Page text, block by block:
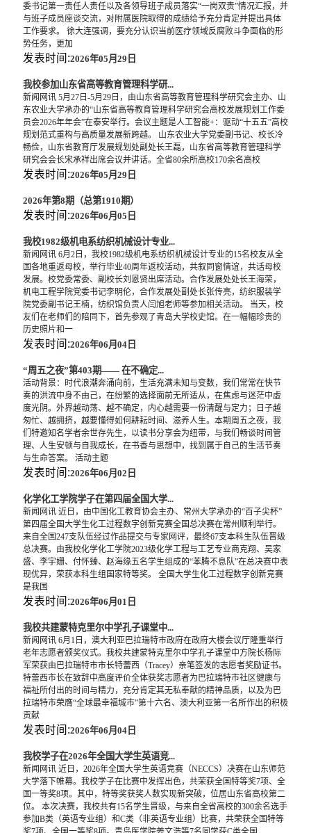
委书记第一责任人责任以及各领导班子成员落实“一岗双责”情况汇报，并
与班子成员座谈交流，对附属医院取得的成绩给予充分肯定并提出具体
工作要求。 徐大连强调，要充分认识当前医疗领域反腐败斗争面临的形
势任务，更加
发表时间:2026年05月29日
我校参加山东省高等教育管理科学研...
新闻网讯 5月27日-5月29日，由山东省高等教育管理科学研究会主办、山
东农业大学承办的“山东省高等教育管理科学研究会高校发展规划工作委
员会2026年年会”在泰安举行。会议主题是人工智能+：驱动“十五五”高校
规划范式重构与高质量发展新跨越。 山东农业大学党委副书记、校长冷
畅俭，山东省教育厅发展规划处副处长王磊，山东省高等教育管理科学
研究会会长宋承祥出席会议并讲话。全省80余所高校170余名高校
发表时间:2026年05月29日
2026年第8期（总第1910期）
发表时间:2026年06月05日
我校1982级机电系纺织机械设计专业...
新闻网讯 6月2日，我校1982级机电系纺织机械设计专业的15名校友从全
国各地重返母校，举行毕业40周年返校活动，共叙同窗情谊，共话母校
发展。校党委常委、副校长刘恩贤出席活动。合作发展处处长王海荣，
机电工程学院党委书记李明伦，合作发展处副处长张传亮，纺织服装学
院党委副书记王楠，纺织馆负责人闫旭老师等参加相关活动。 当天，校
友们在老师们的陪同下，首先参观了青岛大学校史馆。在一幅幅珍贵的
历史照片和一
发表时间:2026年06月04日
“周五之夜”第403期—— 在不确定...
活动背景：时代浪潮奔涌向前，生活充满未知与变数，我们常常在快节
奏的洪流中身不由己，在纷繁的选择面前无所适从，在焦虑与迷茫中虚
度光阴。外界越动荡、越不确定，内心越需要一份清醒与定力；日子越
匆忙、越拥挤，越要懂得如何耕耘时间、滋养人生。本期周五之夜，我
们特邀知名学者余世存先生，以读书分享会为纽带，与我们畅谈时间管
理、人生安顿与自我成长，在书香与思想中，找到属于自己的生活节奏
与生命答案。 活动主题
发表时间:2026年06月02日
化学化工学院学子在第四届全国大学...
新闻网讯 近日，由中国化工教育协会主办、常州大学承办的“百子尖杯”
第四届全国大学生化工过程数字创新竞赛全国总决赛在常州顺利举行。
来自全国247支队伍经过作品提交与专家网评，最终67支本科生队伍晋级
总决赛。由我校化学化工学院2023级化学工程与工艺专业商克翔、吴家
盛、李宇姗、付怀臻、赵海缘五名学生组成的“苯腾不息队”在总决赛中表
现优异，荣获本科生组国家特等奖。 全国大学生化工过程数字创新竞赛
是我国
发表时间:2026年06月01日
我校共建蒙特克里尔中学孔子课堂中...
新闻网讯 6月1日，澳大利亚巴拉瑞特市政府在政府大楼会议厅隆重举行
老年志愿者颁奖仪式。我校共建蒙特克里尔中学孔子课堂中方院长杨际
军荣获由巴拉瑞特市市长特蕾西（Tracey）亲笔签发的志愿者奖励证书。
特蕾西市长在致辞中高度评价全体获奖志愿者为巴拉瑞特市社区健康与
福祉所付出的时间与精力，充分肯定其无私奉献的精神品质，以及为巴
拉瑞特市荣膺“全球最幸福城市”第十六名、澳大利亚第一名所作出的积极
贡献
发表时间:2026年06月04日
我校学子在2026年全国大学生英语竞...
新闻网讯 近日，2026年全国大学生英语竞赛（NECCS）决赛在山东师范
大学落下帷幕。我校学子在比赛中发挥出色，共荣获全国特等奖7项、全
国一等奖8项。其中，特等奖获奖人数实现新突破，位居山东省高校第二
位。 本次决赛，我校共有15名学生晋级，与来自全省高校的300余名选手
参加B类（英语专业组）和C类（非英语专业组）比赛，共荣获全国特等